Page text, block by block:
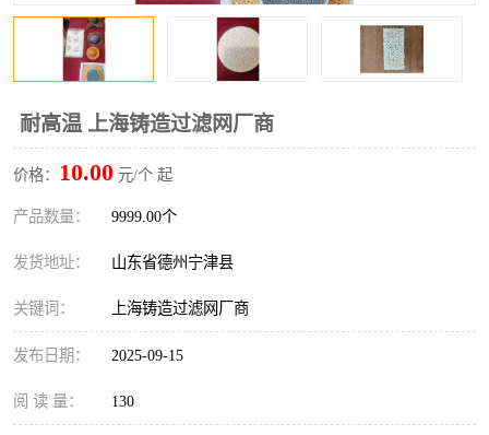
耐高温 上海铸造过滤网厂商
价格： 10.00 元/个 起
产品数量： 9999.00个
发货地址： 山东省德州宁津县
关键词： 上海铸造过滤网厂商
发布日期： 2025-09-15
阅 读 量： 130